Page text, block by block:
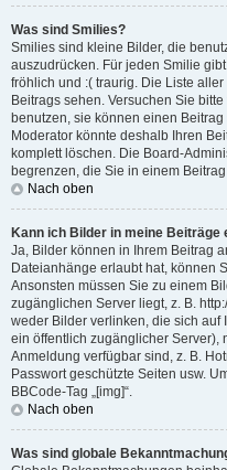
Was sind Smilies?
Smilies sind kleine Bilder, die
auszudrücken. Für jeden Smilie
fröhlich und :( traurig. Die Liste
Beitrags sehen. Versuchen Sie
benutzen, sie können einen
Moderator könnte deshalb Ihren
komplett löschen. Die Board-
begrenzen, die Sie in einem
Nach oben
Kann ich Bilder in meine Beiträge
Ja, Bilder können in Ihrem Beitrag
Dateianhänge erlaubt hat, können
Ansonsten müssen Sie zu einem
zugänglichen Server liegt, z. B.
weder Bilder verlinken, die sich auf
ein öffentlich zugänglicher Server),
Anmeldung verfügbar sind, z. B.
Passwort geschützte Seiten usw.
BBCode-Tag „[img]“.
Nach oben
Was sind globale